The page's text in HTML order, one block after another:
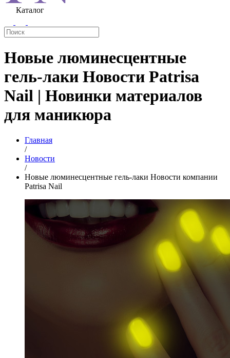
Каталог
Новые люминесцентные
гель-лаки Новости Patrisa
Nail | Новинки материалов
для маникюра
Главная
/
Новости
/
Новые люминесцентные гель-лаки Новости компании
Patrisa Nail